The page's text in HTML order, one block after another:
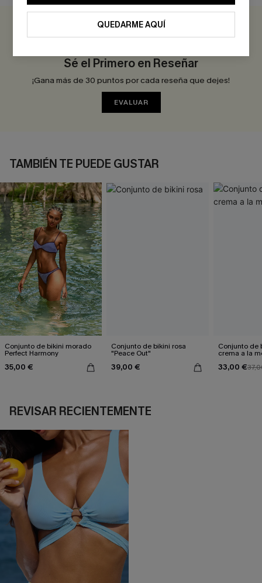
Sé el Primero en Reseñar
¡Gana más de 30 puntos por cada reseña que dejes!
EVALUAR
TAMBIÉN TE PUEDE GUSTAR
Conjunto de bikini morado
Perfect Harmony
35,00 €
Conjunto de bikini rosa
"Peace Out"
39,00 €
Conjunto de
crema a la
33,00 €
REVISAR RECIENTEMENTE
QUEDARME AQUÍ